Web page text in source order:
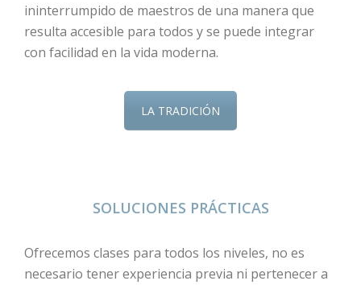
ininterrumpido de maestros de una manera que
resulta accesible para todos y se puede integrar
con facilidad en la vida moderna.
LA TRADICIÓN
SOLUCIONES PRÁCTICAS
Ofrecemos clases para todos los niveles, no es
necesario tener experiencia previa ni pertenecer a